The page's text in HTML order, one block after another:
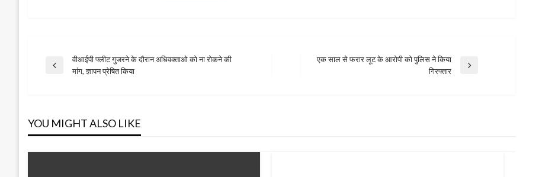
Post
Previous
वीआईपी फ्लीट गुजरने के दौरान अधिवक्ताओ को ना रोकने की
मांग, ज्ञापन प्रेषित किया
एक साल से फरार लूट के आरोपी को पुलिस ने किया
गिरफ्तार
YOU MIGHT ALSO LIKE